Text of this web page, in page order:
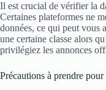
Il est crucial de vérifier la
Certaines plateformes ne
données, ce qui peut vous
une certaine classe alors
privilégiez les annonces
Précautions à prendre